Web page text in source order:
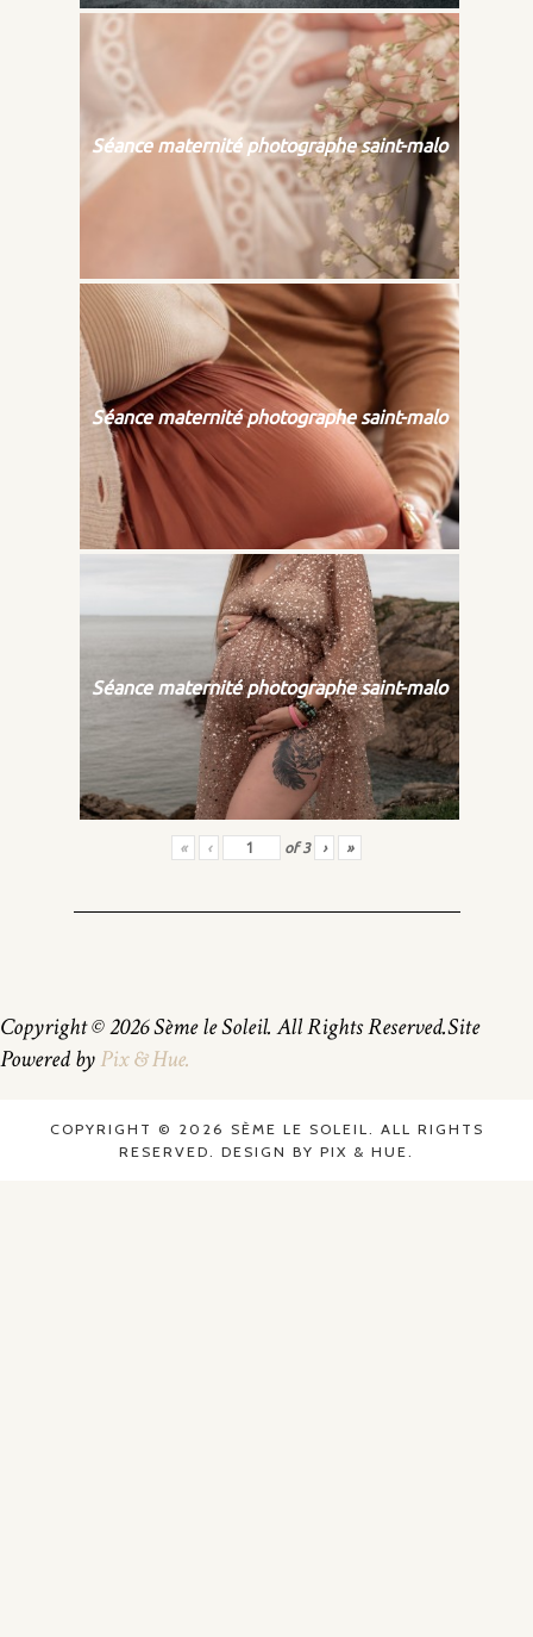
Séance maternité photographe saint-malo
Séance maternité photographe saint-malo
Séance maternité photographe saint-malo
« ‹ of3 › »
Copyright © 2026 Sème le Soleil. All Rights Reserved.Site
Powered byPix & Hue.
COPYRIGHT © 2026 SÈME LE SOLEIL. ALL RIGHTS
RESERVED. DESIGN BY PIX & HUE.